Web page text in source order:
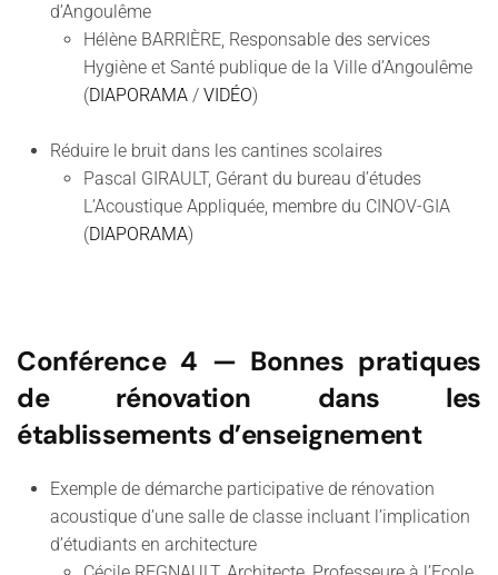
d’Angoulême
Hélène BARRIÈRE, Responsable des services
Hygiène et Santé publique de la Ville d’Angoulême
(DIAPORAMA / VIDÉO)
Réduire le bruit dans les cantines scolaires
Pascal GIRAULT, Gérant du bureau d’études
L’Acoustique Appliquée, membre du CINOV-GIA
(DIAPORAMA)
Conférence 4 — Bonnes pratiques
de rénovation dans les
établissements d’enseignement
Exemple de démarche participative de rénovation
acoustique d’une salle de classe incluant l’implication
d’étudiants en architecture